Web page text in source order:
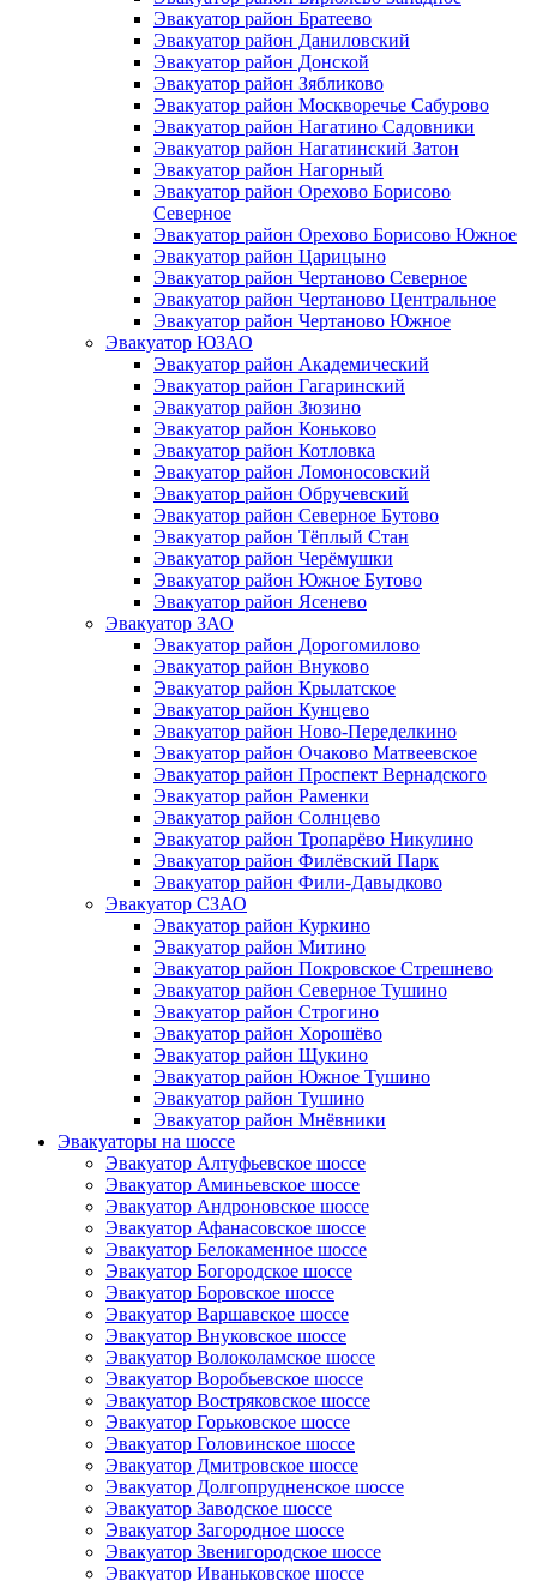
Эвакуатор район Братеево
Эвакуатор район Даниловский
Эвакуатор район Донской
Эвакуатор район Зябликово
Эвакуатор район Москворечье Сабурово
Эвакуатор район Нагатино Cадовники
Эвакуатор район Нагатинский Затон
Эвакуатор район Нагорный
Эвакуатор район Орехово Борисово
Северное
Эвакуатор район Орехово Борисово Южное
Эвакуатор район Царицыно
Эвакуатор район Чертаново Северное
Эвакуатор район Чертаново Центральное
Эвакуатор район Чертаново Южное
Эвакуатор ЮЗАО
Эвакуатор район Академический
Эвакуатор район Гагаринский
Эвакуатор район Зюзино
Эвакуатор район Коньково
Эвакуатор район Котловка
Эвакуатор район Ломоносовский
Эвакуатор район Обручевский
Эвакуатор район Северное Бутово
Эвакуатор район Тёплый Стан
Эвакуатор район Черёмушки
Эвакуатор район Южное Бутово
Эвакуатор район Ясенево
Эвакуатор ЗАО
Эвакуатор район Дорогомилово
Эвакуатор район Внуково
Эвакуатор район Крылатское
Эвакуатор район Кунцево
Эвакуатор район Ново-Переделкино
Эвакуатор район Очаково Матвеевское
Эвакуатор район Проспект Вернадского
Эвакуатор район Раменки
Эвакуатор район Солнцево
Эвакуатор район Тропарёво Никулино
Эвакуатор район Филёвский Парк
Эвакуатор район Фили-Давыдково
Эвакуатор СЗАО
Эвакуатор район Куркино
Эвакуатор район Митино
Эвакуатор район Покровское Стрешнево
Эвакуатор район Северное Тушино
Эвакуатор район Строгино
Эвакуатор район Хорошёво
Эвакуатор район Щукино
Эвакуатор район Южное Тушино
Эвакуатор район Тушино
Эвакуатор район Мнёвники
Эвакуаторы на шоссе
Эвакуатор Алтуфьевское шоссе
Эвакуатор Аминьевское шоссе
Эвакуатор Андроновское шоссе
Эвакуатор Афанасовское шоссе
Эвакуатор Белокаменное шоссе
Эвакуатор Богородское шоссе
Эвакуатор Боровское шоссе
Эвакуатор Варшавское шоссе
Эвакуатор Внуковское шоссе
Эвакуатор Волоколамское шоссе
Эвакуатор Воробьевское шоссе
Эвакуатор Востряковское шоссе
Эвакуатор Горьковское шоссе
Эвакуатор Головинское шоссе
Эвакуатор Дмитровское шоссе
Эвакуатор Долгопрудненское шоссе
Эвакуатор Заводское шоссе
Эвакуатор Загородное шоссе
Эвакуатор Звенигородское шоссе
Эвакуатор Иваньковское шоссе